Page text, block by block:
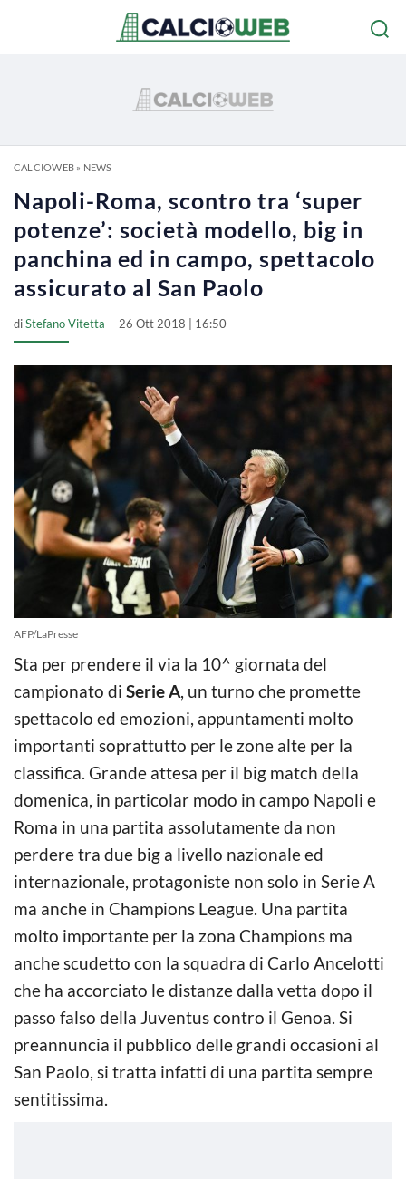
CALCIOWEB» NEWS
Napoli-Roma, scontro tra ‘super
potenze’: società modello, big in
panchina ed in campo, spettacolo
assicurato al San Paolo
diStefano Vitetta 26 Ott 2018 | 16:50
AFP/LaPresse
Sta per prendere il via la 10^ giornata del
campionato di Serie A, un turno che promette
spettacolo ed emozioni, appuntamenti molto
importanti soprattutto per le zone alte per la
classifica. Grande attesa per il big match della
domenica, in particolar modo in campo Napoli e
Roma in una partita assolutamente da non
perdere tra due big a livello nazionale ed
internazionale, protagoniste non solo in Serie A
ma anche in Champions League. Una partita
molto importante per la zona Champions ma
anche scudetto con la squadra di Carlo Ancelotti
che ha accorciato le distanze dalla vetta dopo il
passo falso della Juventus contro il Genoa. Si
preannuncia il pubblico delle grandi occasioni al
San Paolo, si tratta infatti di una partita sempre
sentitissima.